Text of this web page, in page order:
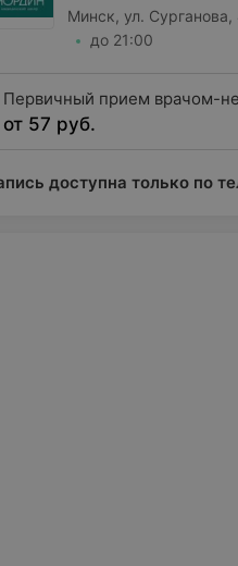
Минск, ул. Сурганова,
до 21:00
Первичный прием врачом-
от 57 руб.
доступна только по